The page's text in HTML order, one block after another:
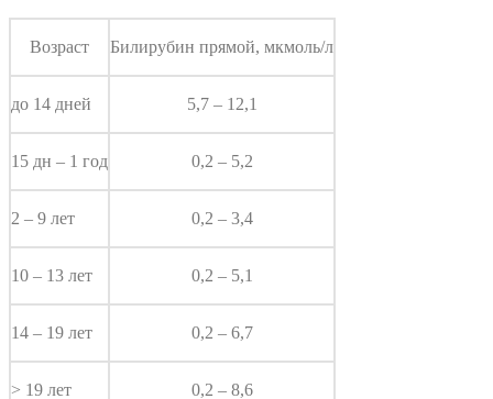
Возраст Билирубин прямой, мкмоль/л
до 14 дней 5,7 – 12,1
15 дн – 1 год 0,2 – 5,2
2 – 9 лет 0,2 – 3,4
10 – 13 лет 0,2 – 5,1
14 – 19 лет 0,2 – 6,7
> 19 лет 0,2 – 8,6